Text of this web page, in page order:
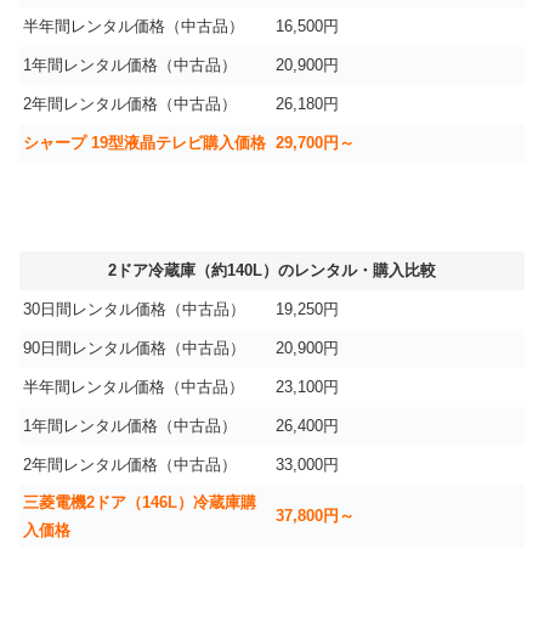
半年間レンタル価格（中古品） 16,500円
1年間レンタル価格（中古品） 20,900円
2年間レンタル価格（中古品） 26,180円
シャープ 19型液晶テレビ購入価格 29,700円～
2ドア冷蔵庫（約140L）のレンタル・購入比較
30日間レンタル価格（中古品） 19,250円
90日間レンタル価格（中古品） 20,900円
半年間レンタル価格（中古品） 23,100円
1年間レンタル価格（中古品） 26,400円
2年間レンタル価格（中古品） 33,000円
三菱電機2ドア（146L）冷蔵庫購
入価格
37,800円～